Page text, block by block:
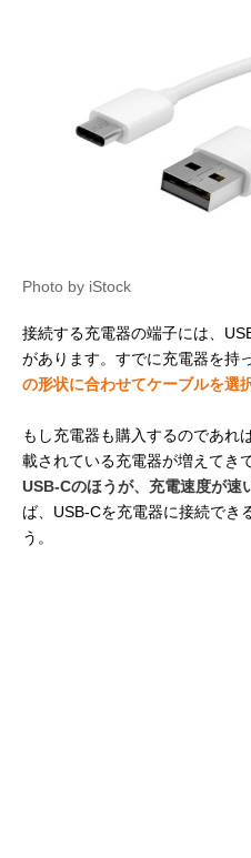
Photo by iStock
接続する充電器の端子には、
があります。すでに充電器を持
の形状に合わせてケーブルを選
もし充電器も購入するのであれ
載されている充電器が増えてき
USB-Cのほうが、充電速度が速
ば、USB-Cを充電器に接続でき
う。